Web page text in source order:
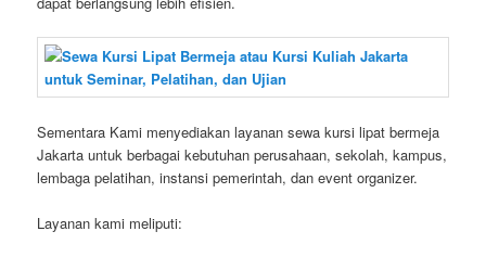
Sementara Kami menyediakan layanan sewa kursi lipat bermeja
Jakarta untuk berbagai kebutuhan perusahaan, sekolah, kampus,
lembaga pelatihan, instansi pemerintah, dan event organizer.
Layanan kami meliputi: